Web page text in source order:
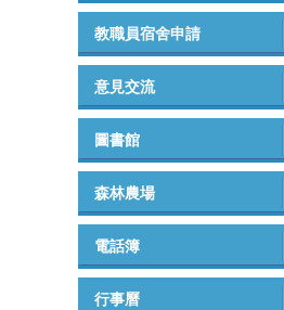
教職員宿舍申請
意見交流
圖書館
森林農場
電話簿
行事曆